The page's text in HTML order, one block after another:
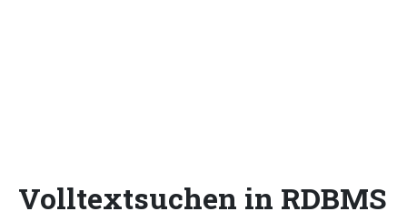
Volltextsuchen in RDBMS